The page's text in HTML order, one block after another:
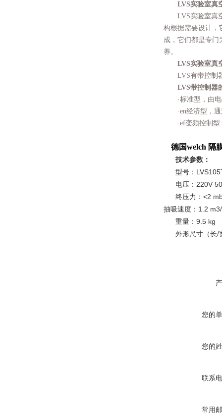
LVS实验室真
LVS实验室真空
构根据需要设计，
成，它们都是专门
养。
LVS实验室真
LVS有带控制器
LVS带控制器
·标准型，由电
·en经济型，通
·ef变频控制型
德国welch 隔
技术参数：
型号：
电压：220V
终压力：<2
抽吸速度：1.2
重量：9.5 kg
外形尺寸（长/
您的
您的
联系
常用